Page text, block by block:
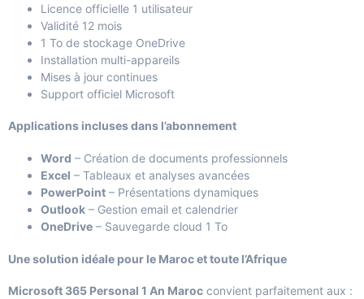
Licence officielle 1 utilisateur
Validité 12 mois
1 To de stockage OneDrive
Installation multi-appareils
Mises à jour continues
Support officiel Microsoft
Applications incluses dans l’abonnement
Word – Création de documents professionnels
Excel – Tableaux et analyses avancées
PowerPoint – Présentations dynamiques
Outlook – Gestion email et calendrier
OneDrive – Sauvegarde cloud 1 To
Une solution idéale pour le Maroc et toute l’Afrique
Microsoft 365 Personal 1 An Maroc convient parfaitement aux :